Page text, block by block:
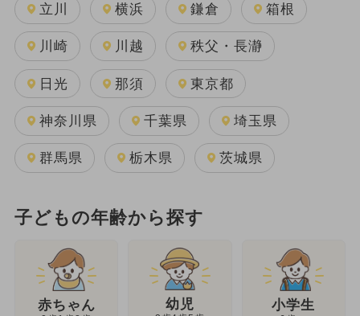
立川 横浜 鎌倉 箱根
川崎 川越 秩父・長瀞
日光 那須 東京都
神奈川県 千葉県 埼玉県
群馬県 栃木県 茨城県
子どもの年齢から探す
赤ちゃん 幼児 小学生